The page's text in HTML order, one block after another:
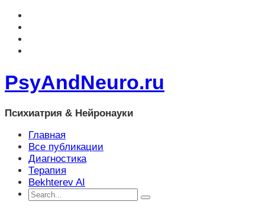
PsyAndNeuro.ru
Психиатрия & Нейронауки
Главная
Все публикации
Диагностика
Терапия
Bekhterev AI